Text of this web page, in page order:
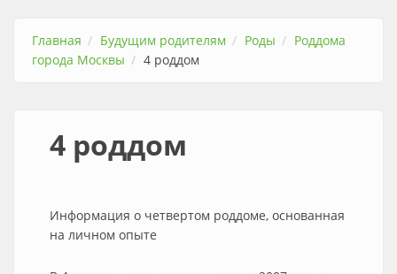
Главная Будущим родителям Роды
Роддома
города Москвы
4 роддом
4 роддом
Информация о четвертом роддоме, основанная
на личном опыте